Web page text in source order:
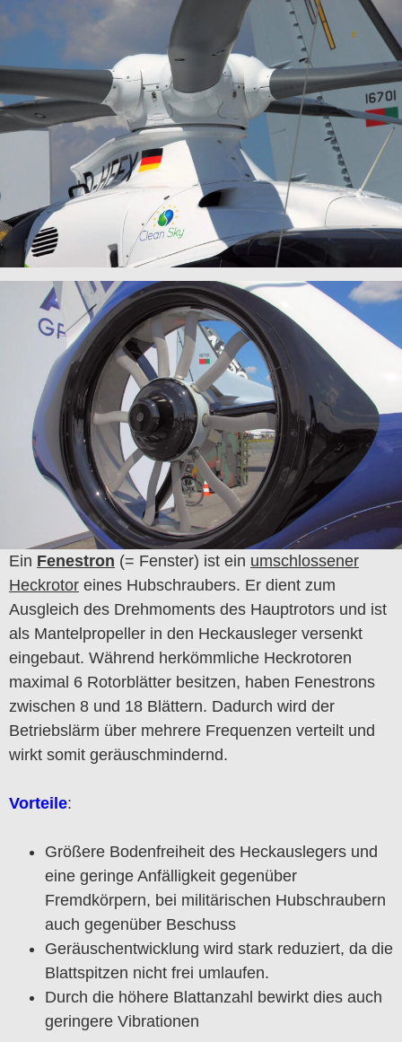
Ein Fenestron (= Fenster) ist ein umschlossener
Heckrotor eines Hubschraubers. Er dient zum
Ausgleich des Drehmoments des Hauptrotors und ist
als Mantelpropeller in den Heckausleger versenkt
eingebaut. Während herkömmliche Heckrotoren
maximal 6 Rotorblätter besitzen, haben Fenestrons
zwischen 8 und 18 Blättern. Dadurch wird der
Betriebslärm über mehrere Frequenzen verteilt und
wirkt somit geräuschmindernd.
Vorteile:
Größere Bodenfreiheit des Heckauslegers und
eine geringe Anfälligkeit gegenüber
Fremdkörpern, bei militärischen Hubschraubern
auch gegenüber Beschuss
Geräuschentwicklung wird stark reduziert, da die
Blattspitzen nicht frei umlaufen.
Durch die höhere Blattanzahl bewirkt dies auch
geringere Vibrationen